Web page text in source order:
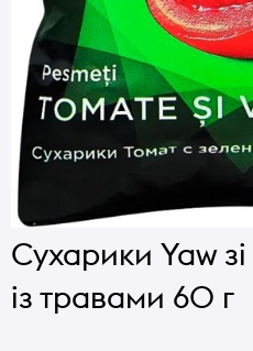
Сухарики Yaw
із травами 60 г